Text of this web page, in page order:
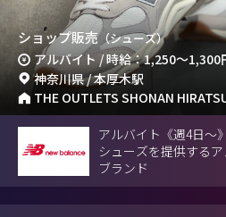
ショップ販売（シューズ）
アルバイト / 時給：1,250～
神奈川県 / 本厚木駅
THE OUTLETS SHONAN
アルバイト《週4日～
シューズを提供する
ブランド